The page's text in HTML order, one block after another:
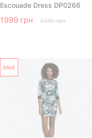
Escouade Dress DP0266
1999 грн 3290 грн